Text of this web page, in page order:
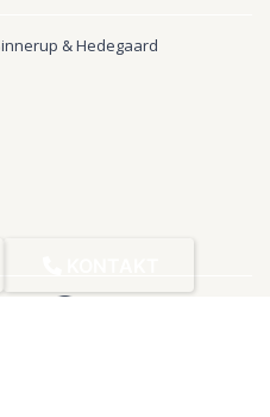
& Hedegaard
Sinnerup & Hedegaard